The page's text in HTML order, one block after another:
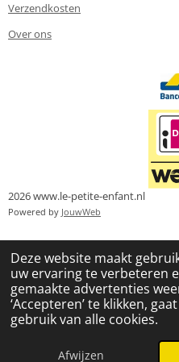
Deze website maakt
uw ervaring te verbeteren
gemaakte advertenties
‘Accepteren’ te klikken,
gebruik van alle cookies.
Afwijzen
Verzendkosten
Over ons
2026 www.le-petite-enfant.nl
Powered by JouwWeb